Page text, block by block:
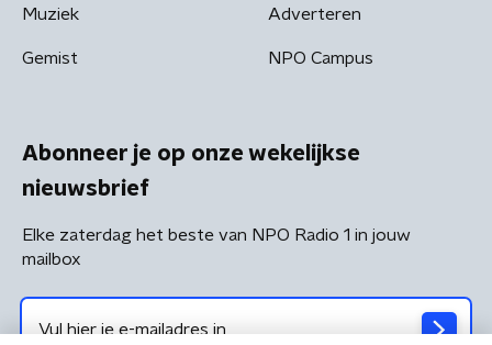
Muziek
Gemist
Adverteren
NPO Campus
Abonneer je op onze wekelijkse
nieuwsbrief
Elke zaterdag het beste van NPO Radio 1 in jouw
mailbox